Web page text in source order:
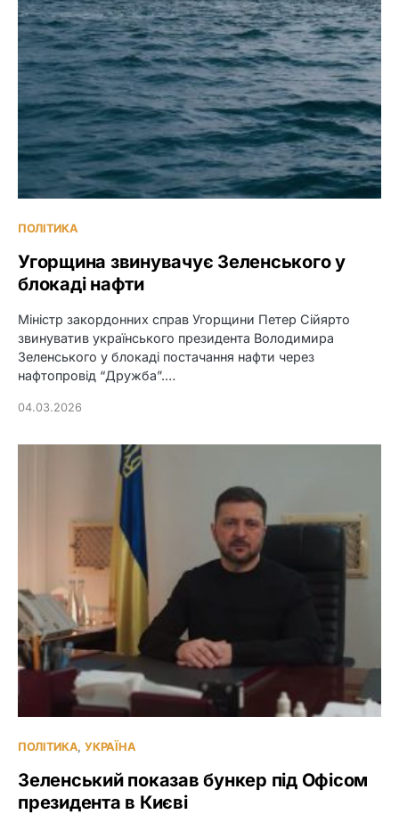
ПОЛІТИКА
Угорщина звинувачує Зеленського у
блокаді нафти
Міністр закордонних справ Угорщини Петер Сійярто
звинуватив українського президента Володимира
Зеленського у блокаді постачання нафти через
нафтопровід “Дружба”.…
04.03.2026
ПОЛІТИКА УКРАЇНА
Зеленський показав бункер під Офісом
президента в Києві